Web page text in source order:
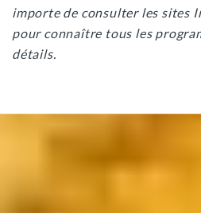
importe de consulter les sites
pour connaître tous les
détails.